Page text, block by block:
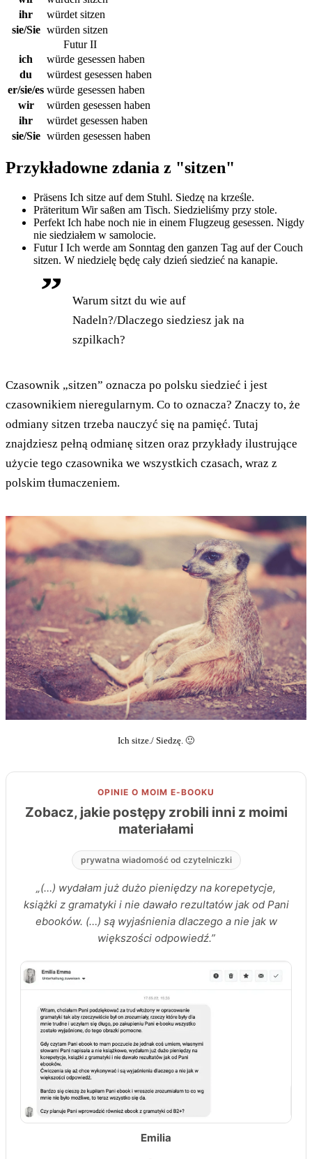
ihr
würdet sitzen
sie/Sie würden sitzen
Futur II
ich
würde gesessen haben
du
würdest gesessen haben
er/sie/es würde gesessen haben
wir
würden gesessen haben
ihr
würdet gesessen haben
sie/Sie würden gesessen haben
Przykładowne zdania z "sitzen"
Präsens Ich sitze auf dem Stuhl. Siedzę na krześle.
Präteritum Wir saßen am Tisch. Siedzieliśmy przy stole.
Perfekt Ich habe noch nie in einem Flugzeug gesessen. Nigdy
nie siedziałem w samolocie.
Futur I Ich werde am Sonntag den ganzen Tag auf der Couch
sitzen. W niedzielę będę cały dzień siedzieć na kanapie.
Warum sitzt du wie auf
Nadeln?/Dlaczego siedziesz jak na
szpilkach?
Czasownik „sitzen” oznacza po polsku siedzieć i jest
czasownikiem nieregularnym. Co to oznacza? Znaczy to, że
odmiany sitzen trzeba nauczyć się na pamięć. Tutaj
znajdziesz pełną odmianę sitzen oraz przykłady ilustrujące
użycie tego czasownika we wszystkich czasach, wraz z
polskim tłumaczeniem.
Ich sitze./ Siedzę. 🙂